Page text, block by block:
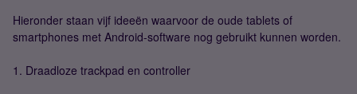
Hieronder staan vijf ideeën waarvoor de oude tablets of
smartphones met Android-software nog gebruikt kunnen worden.
1. Draadloze trackpad en controller